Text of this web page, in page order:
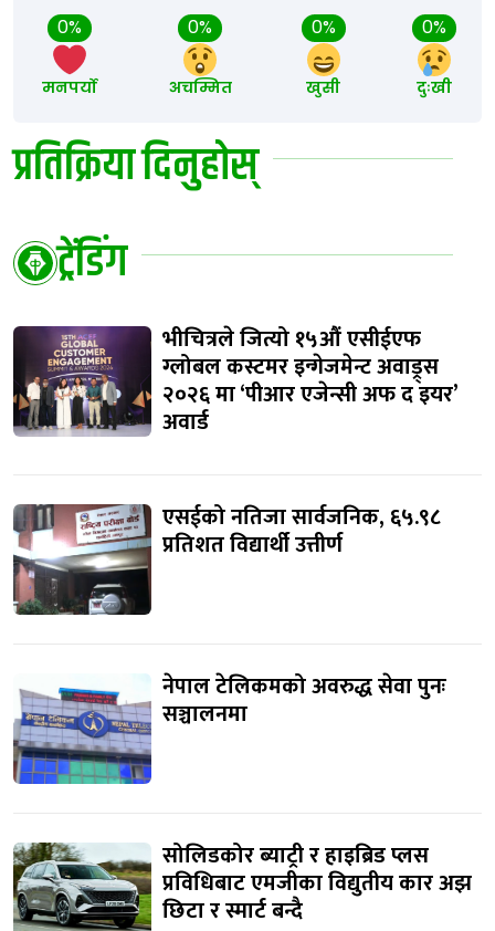
0%
मनपर्यो
0%
अचम्मित
0%
खुसी
0%
दुःखी
प्रतिक्रिया दिनुहोस्
ट्रेंडिंग
भीचित्रले जित्यो १५औं एसीईएफ
ग्लोबल कस्टमर इन्गेजमेन्ट अवाड्र्स
२०२६ मा ‘पीआर एजेन्सी अफ द इयर’
अवार्ड
एसईको नतिजा सार्वजनिक, ६५.९८
प्रतिशत विद्यार्थी उत्तीर्ण
नेपाल टेलिकमको अवरुद्ध सेवा पुनः
सञ्चालनमा
सोलिडकोर ब्याट्री र हाइब्रिड प्लस
प्रविधिबाट एमजीका विद्युतीय कार अझ
छिटा र स्मार्ट बन्दै